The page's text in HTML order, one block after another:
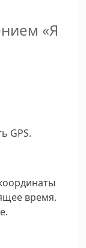
«Я
GPS.
время.